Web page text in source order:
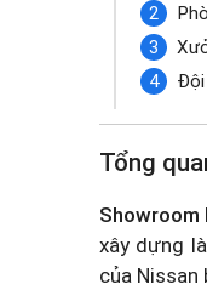
Đội
Tổng
Showroom
xây dựng
của Nissan